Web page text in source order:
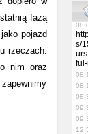
fazą
pojazd
rzeczach.
nim oraz
s/